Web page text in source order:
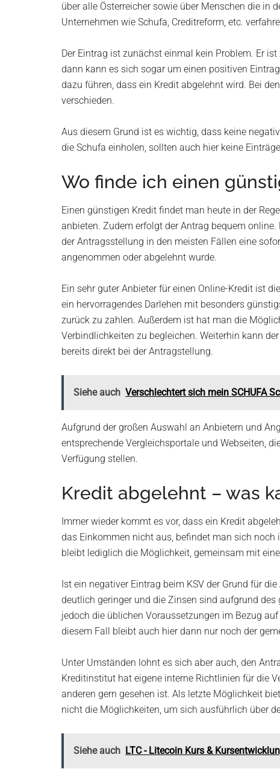
über alle Österreicher sowie über Menschen die in
Unternehmen wie Schufa, Creditreform, etc.
Der Eintrag ist zunächst einmal kein Problem. Er
dann kann es sich sogar um einen positiven
dazu führen, dass ein Kredit abgelehnt wird. Bei
verschieden.
Aus diesem Grund ist es wichtig, dass keine
die Schufa einholen, sollten auch hier keine
Wo finde ich einen
Einen günstigen Kredit findet man heute in der
anbieten. Zudem erfolgt der Antrag bequem
der Antragsstellung in den meisten Fällen eine
angenommen oder abgelehnt wurde.
Ein sehr guter Anbieter für einen Online-Kredit ist
ein hervorragendes Darlehen mit besonders
zurück zu zahlen. Außerdem ist hat man die
Verbindlichkeiten zu begleichen. Weiterhin kann
bereits direkt bei der Antragstellung.
Siehe auch Verschlechtert sich mein SCHUFA
Aufgrund der großen Auswahl an Anbietern und
entsprechende Vergleichsportale und Webseiten,
Verfügung stellen.
Kredit abgelehnt – was
Immer wieder kommt es vor, dass ein Kredit
das Einkommen nicht aus, befindet man sich
bleibt lediglich die Möglichkeit, gemeinsam mit
Ist ein negativer Eintrag beim KSV der Grund für
deutlich geringer und die Zinsen sind aufgrund
jedoch die üblichen Voraussetzungen im Bezug
diesem Fall bleibt auch hier dann nur noch der
Unter Umständen lohnt es sich aber auch, den
Kreditinstitut hat eigene interne Richtlinien für die
anderen gern gesehen ist. Als letzte Möglichkeit
nicht die Möglichkeiten, um sich ausführlich über
Siehe auch LTC - Litecoin Kurs &